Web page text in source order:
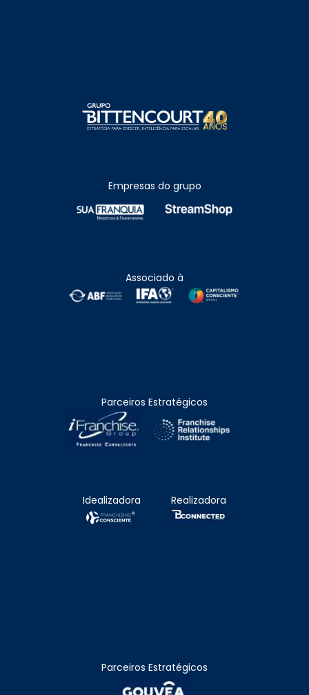
Empresas do grupo
Associado à
Parceiros Estratégicos
Idealizadora Realizadora
Parceiros Estratégicos